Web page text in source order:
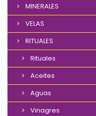
MINERALES
VELAS
RITUALES
Rituales
Aceites
Aguas
Vinagres